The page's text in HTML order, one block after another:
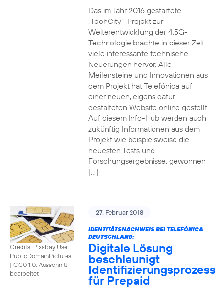
Das im Jahr 2016 gestartete
„TechCity“-Projekt zur
Weiterentwicklung der 4.5G-
Technologie brachte in dieser Zeit
viele interessante technische
Neuerungen hervor. Alle
Meilensteine und Innovationen aus
dem Projekt hat Telefónica auf
einer neuen, eigens dafür
gestalteten Website online gestellt.
Auf diesem Info-Hub werden auch
zukünftig Informationen aus dem
Projekt wie beispielsweise die
neuesten Tests und
Forschungsergebnisse, gewonnen
[…]
Credits: Pixabay User
PublicDomainPictures
| CC0 1.0, Ausschnitt
bearbeitet
27. Februar 2018
IDENTITÄTSNACHWEIS BEI TELEFÓNICA
DEUTSCHLAND:
Digitale Lösung
beschleunigt
Identifizierungsprozess
für Prepaid